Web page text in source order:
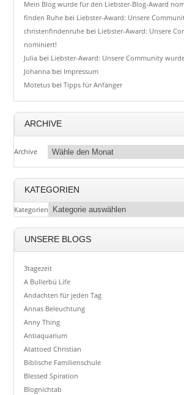
Mein Blog wurde für den Liebster-Blog-Award
finden Ruhe bei Liebster-Award: Unsere
christenfindenruhe bei Liebster-Award: Unsere
nominiert!
Julia bei Liebster-Award: Unsere Community
Johanna bei Impressum
Motetus beiTipps für Anfänger
ARCHIVE
Archive
KATEGORIEN
Kategorien
UNSERE BLOGS
3tagezeit
A Bullerbü Life
Andachten für jeden Tag
Annas Beleuchtung
Anny Thing
Antiaquarium
Atattoed Christian
Biblische Familienschule
Blessed Spiration
Blognichtab